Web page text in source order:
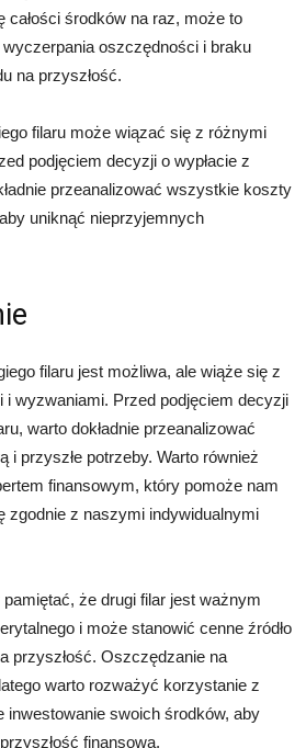
całości środków na raz, może to
oszczędności i braku
na przyszłość.
filaru może wiązać się z różnymi
podjęciem decyzji o wypłacie z
przeanalizować wszystkie koszty
uniknąć nieprzyjemnych
filaru jest możliwa, ale wiąże się z
i wyzwaniami. Przed podjęciem decyzji
warto dokładnie przeanalizować
i przyszłe potrzeby. Warto również
finansowym, który pomoże nam
zgodnie z naszymi indywidualnymi
że drugi filar jest ważnym
i może stanowić cenne źródło
przyszłość. Oszczędzanie na
warto rozważyć korzystanie z
inwestowanie swoich środków, aby
finansową.